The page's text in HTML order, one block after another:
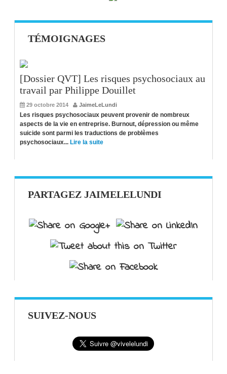
TÉMOIGNAGES
[Dossier QVT] Les risques psychosociaux au
travail par Philippe Douillet
29 octobre 2014 JaimeLeLundi
Les risques psychosociaux peuvent provenir de nombreux
aspects de la vie en entreprise. Burnout, dépression ou même
suicide sont parmi les traductions de problèmes
psychosociaux... Lire la suite
PARTAGEZ JAIMELELUNDI
SUIVEZ-NOUS